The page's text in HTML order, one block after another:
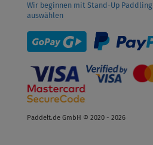
Wir beginnen mit Stand-Up Paddling
auswählen
Paddelt.de GmbH © 2020 - 2026